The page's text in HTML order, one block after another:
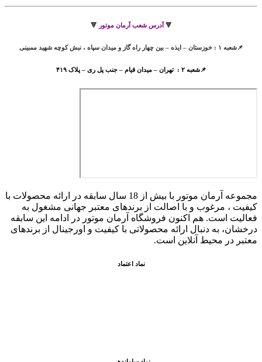
🔻 آدرس شعب آرمان موتور 🔻
📌شعبه ۱ : خوزستان – ایذه – بین چهار راه گاز و میدان سپاه ، نبش کوچه شهید ممبینی
📌شعبه ۲ : تهران – میدان قیام – جنب پل ری – پلاک ۴۱۹
مجموعه آرمان موتور با بیش از 18 سال سابقه در ارائه محصولات با
کيفيت ، مرغوب و با اصالت از برندهای معتبر جهانی مشغول به
فعاليت است. هم اکنون فروشگاه آرمان موتور در ادامه اين سابقه
درخشان، به دنبال ارائه محصولاتی با کيفيت و اورجينال از برندهای
معتبر در محيط آنلاين است.
نماد اعتماد